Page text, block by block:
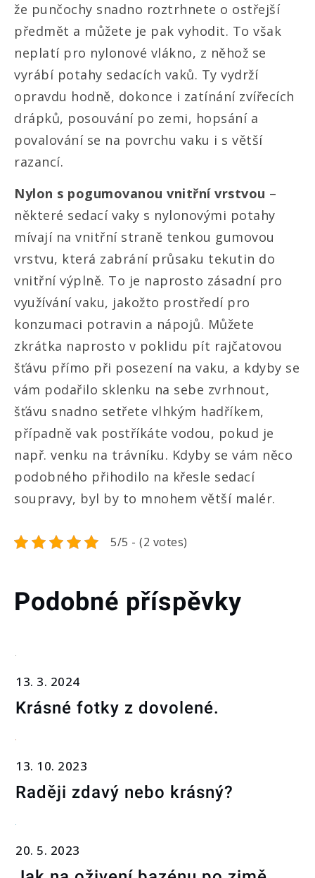
že punčochy snadno roztrhnete o ostřejší
předmět a můžete je pak vyhodit. To však
neplatí pro nylonové vlákno, z něhož se
vyrábí potahy sedacích vaků. Ty vydrží
opravdu hodně, dokonce i zatínání zvířecích
drápků, posouvání po zemi, hopsání a
povalování se na povrchu vaku i s větší
razancí.
Nylon s pogumovanou vnitřní vrstvou –
některé sedací vaky s nylonovými potahy
mívají na vnitřní straně tenkou gumovou
vrstvu, která zabrání průsaku tekutin do
vnitřní výplně. To je naprosto zásadní pro
využívání vaku, jakožto prostředí pro
konzumaci potravin a nápojů. Můžete
zkrátka naprosto v poklidu pít rajčatovou
šťávu přímo při posezení na vaku, a kdyby se
vám podařilo sklenku na sebe zvrhnout,
šťávu snadno setřete vlhkým hadříkem,
případně vak postříkáte vodou, pokud je
např. venku na trávníku. Kdyby se vám něco
podobného přihodilo na křesle sedací
soupravy, byl by to mnohem větší malér.
5/5 - (2 votes)
Podobné příspěvky
13. 3. 2024
Krásné fotky z dovolené.
13. 10. 2023
Raději zdavý nebo krásný?
20. 5. 2023